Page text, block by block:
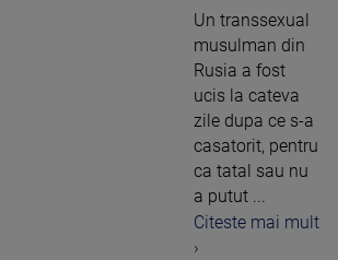
Un transsexual
musulman din
Rusia a fost
ucis la cateva
zile dupa ce s-a
casatorit, pentru
ca tatal sau nu
a putut ...
Citeste mai mult
›